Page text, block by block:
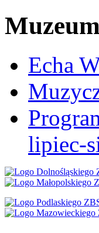
Echa
lipiec-